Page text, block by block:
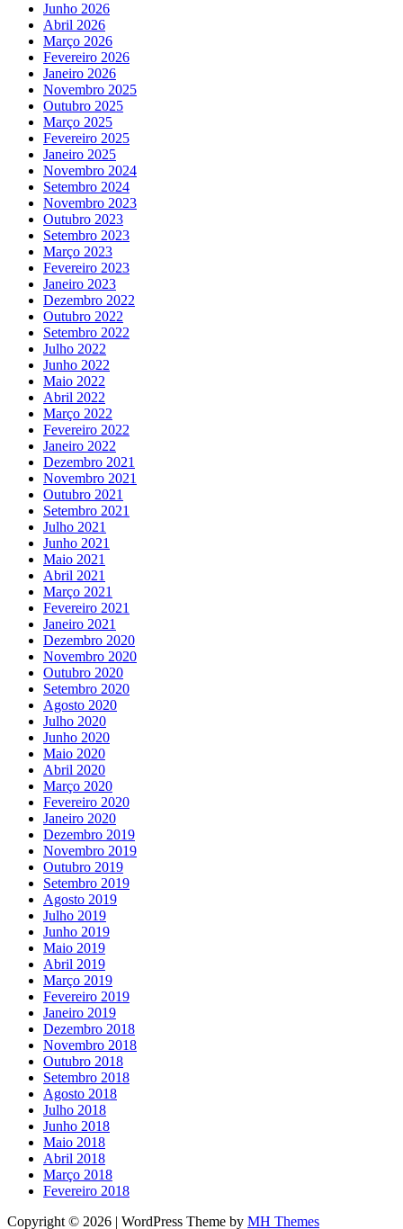
Junho 2026
Abril 2026
Março 2026
Fevereiro 2026
Janeiro 2026
Novembro 2025
Outubro 2025
Março 2025
Fevereiro 2025
Janeiro 2025
Novembro 2024
Setembro 2024
Novembro 2023
Outubro 2023
Setembro 2023
Março 2023
Fevereiro 2023
Janeiro 2023
Dezembro 2022
Outubro 2022
Setembro 2022
Julho 2022
Junho 2022
Maio 2022
Abril 2022
Março 2022
Fevereiro 2022
Janeiro 2022
Dezembro 2021
Novembro 2021
Outubro 2021
Setembro 2021
Julho 2021
Junho 2021
Maio 2021
Abril 2021
Março 2021
Fevereiro 2021
Janeiro 2021
Dezembro 2020
Novembro 2020
Outubro 2020
Setembro 2020
Agosto 2020
Julho 2020
Junho 2020
Maio 2020
Abril 2020
Março 2020
Fevereiro 2020
Janeiro 2020
Dezembro 2019
Novembro 2019
Outubro 2019
Setembro 2019
Agosto 2019
Julho 2019
Junho 2019
Maio 2019
Abril 2019
Março 2019
Fevereiro 2019
Janeiro 2019
Dezembro 2018
Novembro 2018
Outubro 2018
Setembro 2018
Agosto 2018
Julho 2018
Junho 2018
Maio 2018
Abril 2018
Março 2018
Fevereiro 2018
Copyright © 2026 | WordPress Theme by MH Themes